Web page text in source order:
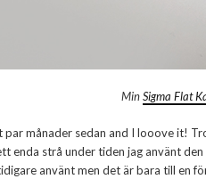
MinSigma Flat
månader sedan and I looove it!
enda strå under tiden jag använt
använt men det är bara till en